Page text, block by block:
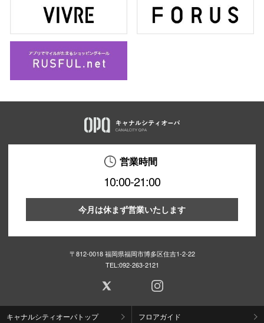
営業時間
10:00-21:00
今月は休まず営業いたします
〒812-0018 福岡県福岡市博多区住吉1-2-22
TEL:092-263-2121
キャナルシティオーパトップ フロアガイド